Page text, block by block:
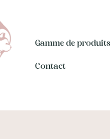
Gamme de produits
Contact